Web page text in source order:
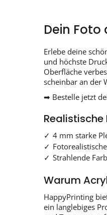
Dein
Erlebe deine
und höchste
Oberfläche
scheinbar an der
➡ Bestelle jetzt
4 mm starke
Strahlende
Warum
HappyPrinting
ein langlebiges